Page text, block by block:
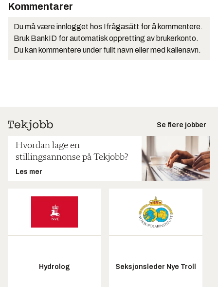
Kommentarer
Du må være innlogget hos Ifrågasätt for å kommentere.
Bruk BankID for automatisk oppretting av brukerkonto.
Du kan kommentere under fullt navn eller med kallenavn.
Se flere jobber
Hvordan lage en
stillingsannonse på Tekjobb?
Les mer
Hydrolog Seksjonsleder Nye Troll